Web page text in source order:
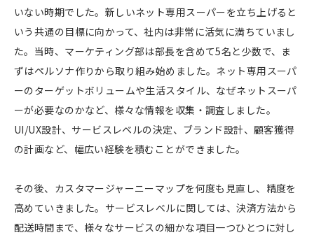
いない時期でした。新しいネット専用スーパーを立ち上げると
いう共通の目標に向かって、社内は非常に活気に満ちていまし
た。当時、マーケティング部は部長を含めて5名と少数で、ま
ずはペルソナ作りから取り組み始めました。ネット専用スーパ
ーのターゲットボリュームや生活スタイル、なぜネットスーパ
ーが必要なのかなど、様々な情報を収集・調査しました。
UI/UX設計、サービスレベルの決定、ブランド設計、顧客獲得
の計画など、幅広い経験を積むことができました。
その後、カスタマージャーニーマップを何度も見直し、精度を
高めていきました。サービスレベルに関しては、決済方法から
配送時間まで、様々なサービスの細かな項目一つひとつに対し